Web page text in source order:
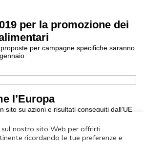
nostro sito Web per offrirti
ricordando le tue preferenze e
per la promozione dei
per campagne specifiche saranno
l’Europa
sito su azioni e risultati conseguiti dall’UE